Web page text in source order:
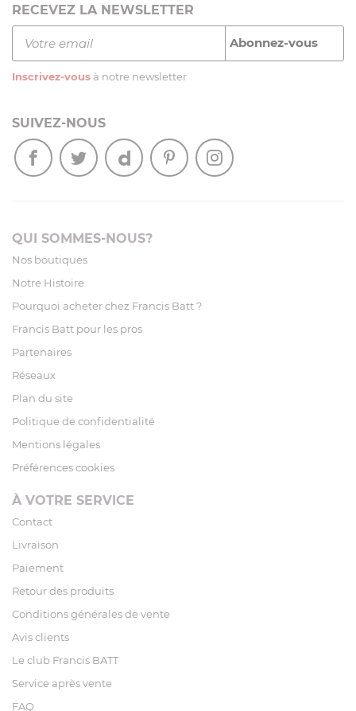
RECEVEZ LA NEWSLETTER
Inscrivez-vous à notre newsletter
SUIVEZ-NOUS
QUI SOMMES-NOUS?
Nos boutiques
Notre Histoire
Pourquoi acheter chez Francis Batt ?
Francis Batt pour les pros
Partenaires
Réseaux
Plan du site
Politique de confidentialité
Mentions légales
Préférences cookies
À VOTRE SERVICE
Contact
Livraison
Paiement
Retour des produits
Conditions générales de vente
Avis clients
Le club Francis BATT
Service après vente
FAQ